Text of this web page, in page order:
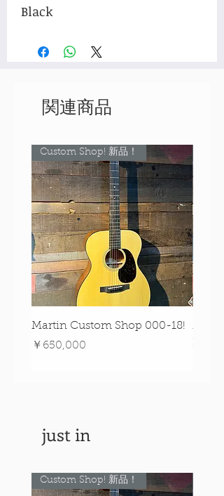
Black
関連商品
Custom Shop! 新品！
Martin Custom Shop 000-18!
価格
￥650,000
just in
Custom Shop! 新品！